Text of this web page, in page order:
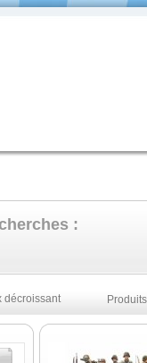
:
décroissant